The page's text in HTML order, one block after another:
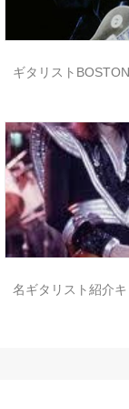
ギタリスト
名ギタリスト紹介